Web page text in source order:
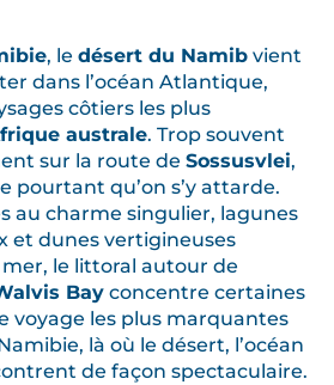
, le désert du Namib vient
dans l’océan Atlantique,
côtiers les plus
australe. Trop souvent
sur la route de Sossusvlei,
pourtant qu’on s’y attarde.
au charme singulier, lagunes
et dunes vertigineuses
le littoral autour de
Bay concentre certaines
voyage les plus marquantes
là où le désert, l’océan
de façon spectaculaire.